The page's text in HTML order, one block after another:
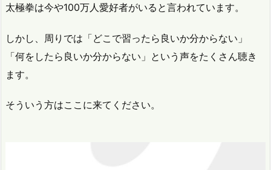
太極拳は今や100万人愛好者がいると言われています。
しかし、周りでは「どこで習ったら良いか分からない」
「何をしたら良いか分からない」という声をたくさん聴き
ます。
そういう方はここに来てください。